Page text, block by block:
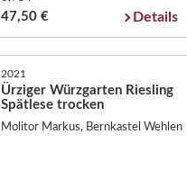
47,50 € Details
2021
Ürziger Würzgarten Riesling
Spätlese trocken
Molitor Markus, Bernkastel Wehlen